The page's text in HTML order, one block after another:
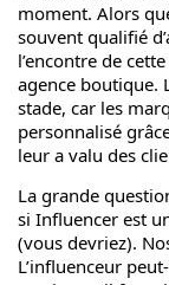
moment. Alors
souvent qualifié
l’encontre de
agence boutique.
stade, car les
personnalisé
leur a valu des
La grande
si Influencer est
(vous devriez).
L’influenceur